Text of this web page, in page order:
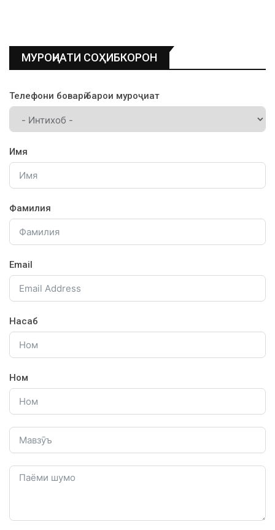
МУРОҶИАТИ СОҲИБКОРОН
Телефони боварӣ барои муроҷиат
Имя
Фамилия
Email
Насаб
Ном